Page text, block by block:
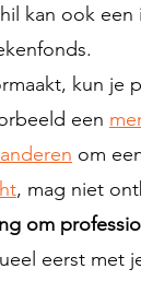
kan ook
kun je
een
om
, mag niet
om
eerst met